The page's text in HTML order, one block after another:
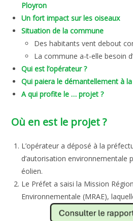
Ployron
Un fort impact sur les oiseaux
Situation de la commune
Des habitants vent debout
La commune a-t-elle besoin
Qui est l’opérateur ?
Qui paiera le démantellement à
A qui profite le … projet ?
Où en est le projet ?
L’opérateur a déposé à la
d’autorisation environnementale
éolien.
Le Préfet a saisi la Mission
Environnementale (MRAE),